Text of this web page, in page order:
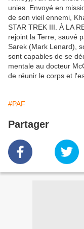
unies. Envoyé en
de son vieil ennemi,
STAR TREK III. À LA
rejoint la Terre, sauvé
Sarek (Mark Lenard),
sont capables de se
mentale au docteur
de réunir le corps et
#PAF
Partager